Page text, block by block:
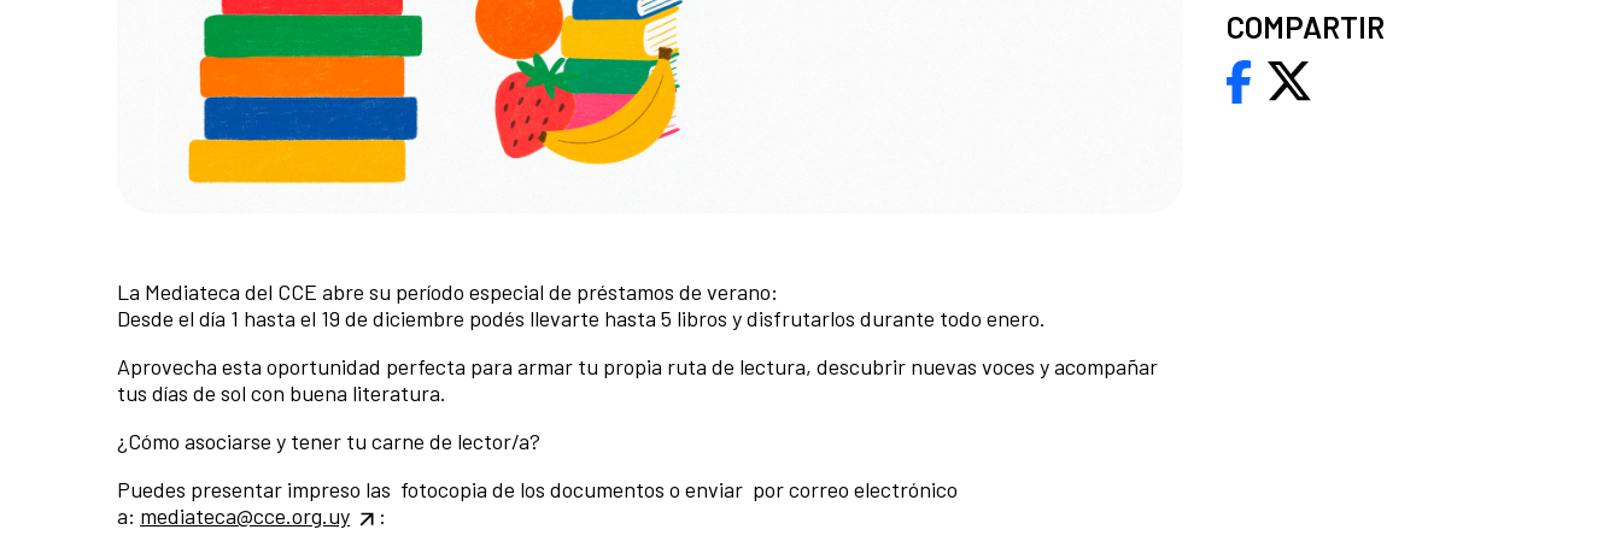
La Mediateca del CCE abre su período especial de préstamos de verano:
Desde el día 1 hasta el 19 de diciembre podés llevarte hasta 5 libros y disfrutarlos durante todo enero.
Aprovecha esta oportunidad perfecta para armar tu propia ruta de lectura, descubrir nuevas voces y acompañar
tus días de sol con buena literatura.
¿Cómo asociarse y tener tu carne de lector/a?
Puedes presentar impreso las fotocopia de los documentos o enviar por correo electrónico
a: mediateca@cce.org.uy
:
COMPARTIR